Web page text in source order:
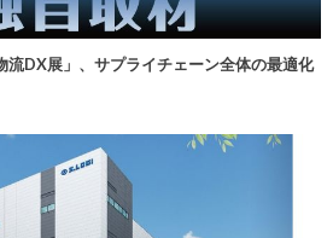
流DX展」、サプライチェーン全体の最適化